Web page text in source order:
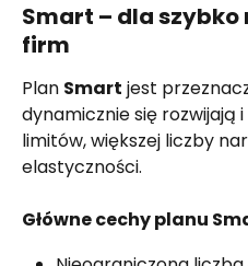
Smart – dla
firm
Plan Smart jest
dynamicznie się rozwijają
limitów, większej liczby
elastyczności.
Główne cechy planu